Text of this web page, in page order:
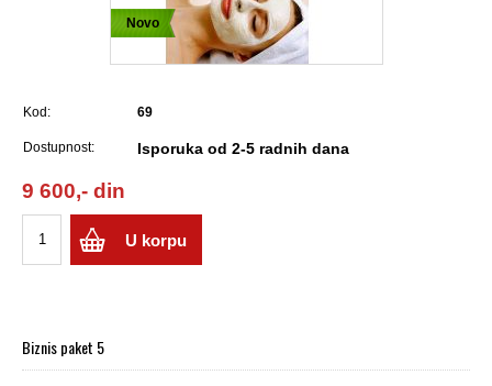
Novo
Kod: 69
Dostupnost: Isporuka od 2-5 radnih dana
9 600,- din
U korpu
Biznis paket 5